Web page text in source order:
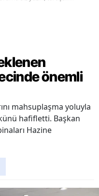
önemli
mahsuplaşma yoluyla
hafifletti. Başkan
Hazine